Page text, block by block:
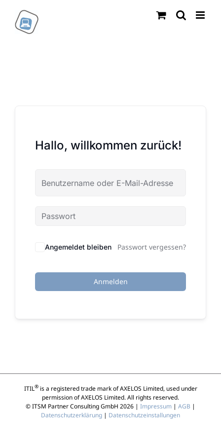
Inhalt
springen
Hallo, willkommen zurück!
Angemeldet bleiben Passwort vergessen?
Anmelden
ITIL®is a registered trade mark of AXELOS Limited, used under
permission of AXELOS Limited. All rights reserved.
© ITSM Partner Consulting GmbH 2026 | Impressum | AGB |
Datenschutzerklärung | Datenschutzeinstallungen